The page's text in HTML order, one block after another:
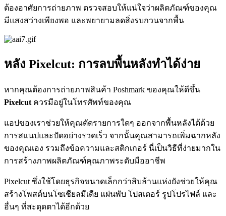
ต้องอาศัยการถ่ายภาพ ตรวจสอบให้แน่ใจว่าผลิตภัณฑ์ของคุณ
มีแสงสว่างเพียงพอ และพยายามลดสิ่งรบกวนจากพื้น
หลัง Pixelcut: การลบพื้นหลังทำได้ง่าย
หากคุณต้องการถ่ายภาพสินค้า Poshmark ของคุณให้ดีขึ้น
Pixelcutควรมีอยู่ในโทรศัพท์ของคุณ
แอปของเราช่วยให้คุณตัดรายการใดๆ ออกจากพื้นหลังได้ด้วย
การสแนปและปัดอย่างรวดเร็ว จากนั้นคุณสามารถเพิ่มฉากหลัง
ของคุณเอง รวมถึงข้อความและสติกเกอร์ นี่เป็นวิธีที่ง่ายมากใน
การสร้างภาพผลิตภัณฑ์คุณภาพระดับมืออาชีพ
Pixelcut ซึ่งใช้โดยธุรกิจขนาดเล็กกว่าสิบล้านแห่งยังช่วยให้คุณ
สร้างโพสต์บนโซเชียลมีเดีย แผ่นพับ โปสเตอร์ รูปโปรไฟล์ และ
อื่นๆ ที่สะดุดตาได้อีกด้วย